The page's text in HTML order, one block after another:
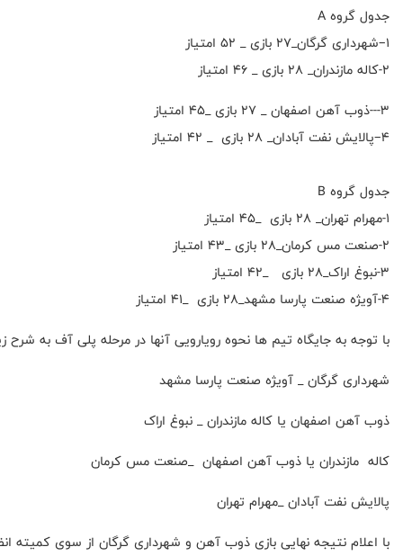
جدول گروه A
۱–شهرداری گرگان_۲۷ بازی _ ۵۲ امتیاز
۲-کاله مازندران_ ۲۸ بازی _ ۴۶ امتیاز
۳---ذوب آهن اصفهان _ ۲۷ بازی _۴۵ امتیاز
۴–پالایش نفت آبادان_ ۲۸ بازی _ ۴۲ امتیاز
جدول گروه B
۱-مهرام تهران_ ۲۸ بازی _۴۵ امتیاز
۲-صنعت مس کرمان_۲۸ بازی _۴۳ امتیاز
۳-نبوغ اراک_۲۸ بازی _۴۲ امتیاز
۴-آویژه صنعت پارسا مشهد_۲۸ بازی _۴۱ امتیاز
با توجه به جایگاه تیم ها نحوه رویارویی آنها در مرحله پلی آف به
شهرداری گرگان _ آویژه صنعت پارسا مشهد
ذوب آهن اصفهان یا کاله مازندران _ نبوغ اراک
کاله مازندران یا ذوب آهن اصفهان _صنعت مس کرمان
پالایش نفت آبادان _مهرام تهران
با اعلام نتیجه نهایی بازی ذوب آهن و شهرداری گرگان از سوی